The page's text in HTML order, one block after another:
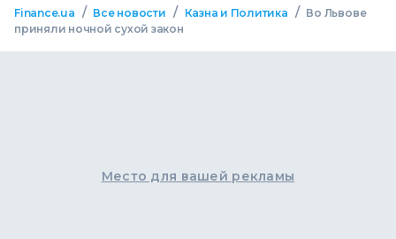
Finance.ua / Все новости / Казна и Политика / Во Львове
приняли ночной сухой закон
Место для вашей рекламы